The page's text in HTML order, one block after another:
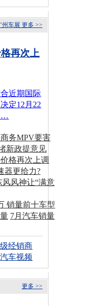
更多 >>
州车展
再次上
近期国际
定12月22
…
务MPV要害
新政提意见
格再次上调
器更给力?
风神让“满意
销量前十车型
7月汽车销量
经销商
汽车视频
更多 >>